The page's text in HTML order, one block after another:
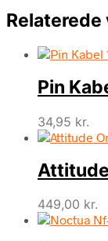
Relaterede
Pin
34,95 kr.
449,00 kr.